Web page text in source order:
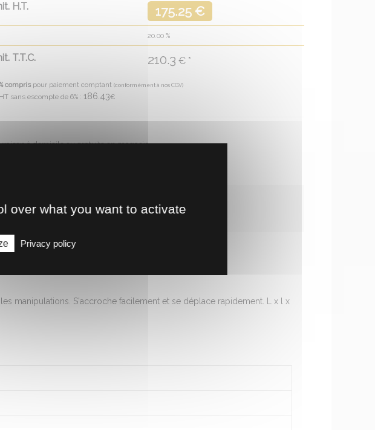
H.T. 175.25 €
20.00 %
T.T.C. 210.3 € *
compris pour paiement comptant (conformément à nos CGV)
sans escompte de 6% : 186.43€
à domicile ou gratuite en magasin
manipulations. S'accroche facilement et se déplace rapidement. L x l x
over what you want to activate
Privacy policy